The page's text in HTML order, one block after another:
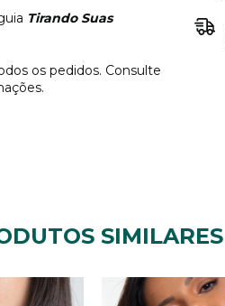
Tirando Suas
os pedidos. Consulte
SIMILARES